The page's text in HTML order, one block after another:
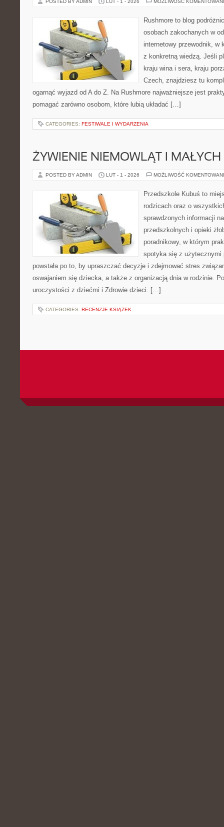
POSTED BY ADMIN LUT - 1 - 2026 MOŻLIWOŚĆ
Rushmore to blog
osobach zakochanych w
internetowy przewodnik, w
z konkretną wiedzą. Jeśli
kraju wina i sera, kraju
Czech, znajdziesz tu
ogarnąć wyjazd od A do Z. Na Rushmore najważniejsze jest
pomagać zarówno osobom, które lubią układać […]
CATEGORIES: FESTIWALE I WYDARZENIA
ŻYWIENIE NIEMOWLĄT I MAŁYCH
POSTED BY ADMIN LUT - 1 - 2026 MOŻLIWOŚĆ
Przedszkole Kubuś to
rodzicach oraz o
sprawdzonych informacji
przedszkolnych i opieki
poradnikowy, w którym
spotyka się z użytecznymi
powstała po to, by upraszczać decyzje i zdejmować stres
oswajaniem się dziecka, a także z organizacją dnia w rodzinie.
uroczystości z dziećmi i Zdrowie dzieci. […]
CATEGORIES: RECENZJE KSIĄŻEK